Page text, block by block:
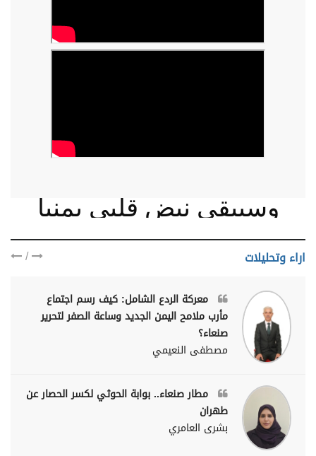
وسيبقى نبض قلبي يمنيا
اراء وتحليلات /
معركة الردع الشامل: كيف رسم اجتماع
مأرب ملامح اليمن الجديد وساعة الصفر لتحرير
صنعاء؟
مصطفى النعيمي
مطار صنعاء.. بوابة الحوثي لكسر الحصار عن
طهران
بشرى العامري